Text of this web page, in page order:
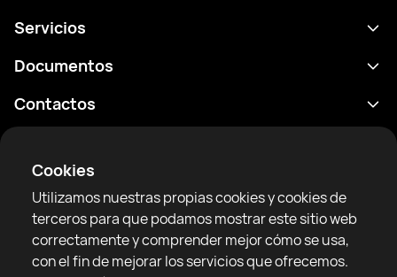
Cookies
Utilizamos nuestras propias cookies y cookies de
terceros para que podamos mostrar este sitio web
correctamente y comprender mejor cómo se usa,
con el fin de mejorar los servicios que ofrecemos.
RTF United service limited
Servicios
Calendario
Clasificaciones
Noticias
Artículos
Sparring Finder
Documentos
Política de privacidad
Condiciones de uso
Reglas de la comunidad
Contactos